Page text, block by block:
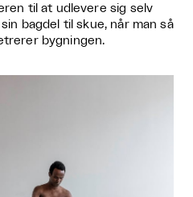
til at udlevere sig selv
bagdel til skue, når man så
bygningen.